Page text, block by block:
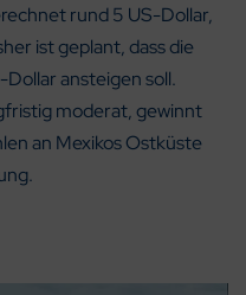
rund 5 US-Dollar,
ist geplant, dass die
ansteigen soll.
moderat, gewinnt
an Mexikos Ostküste